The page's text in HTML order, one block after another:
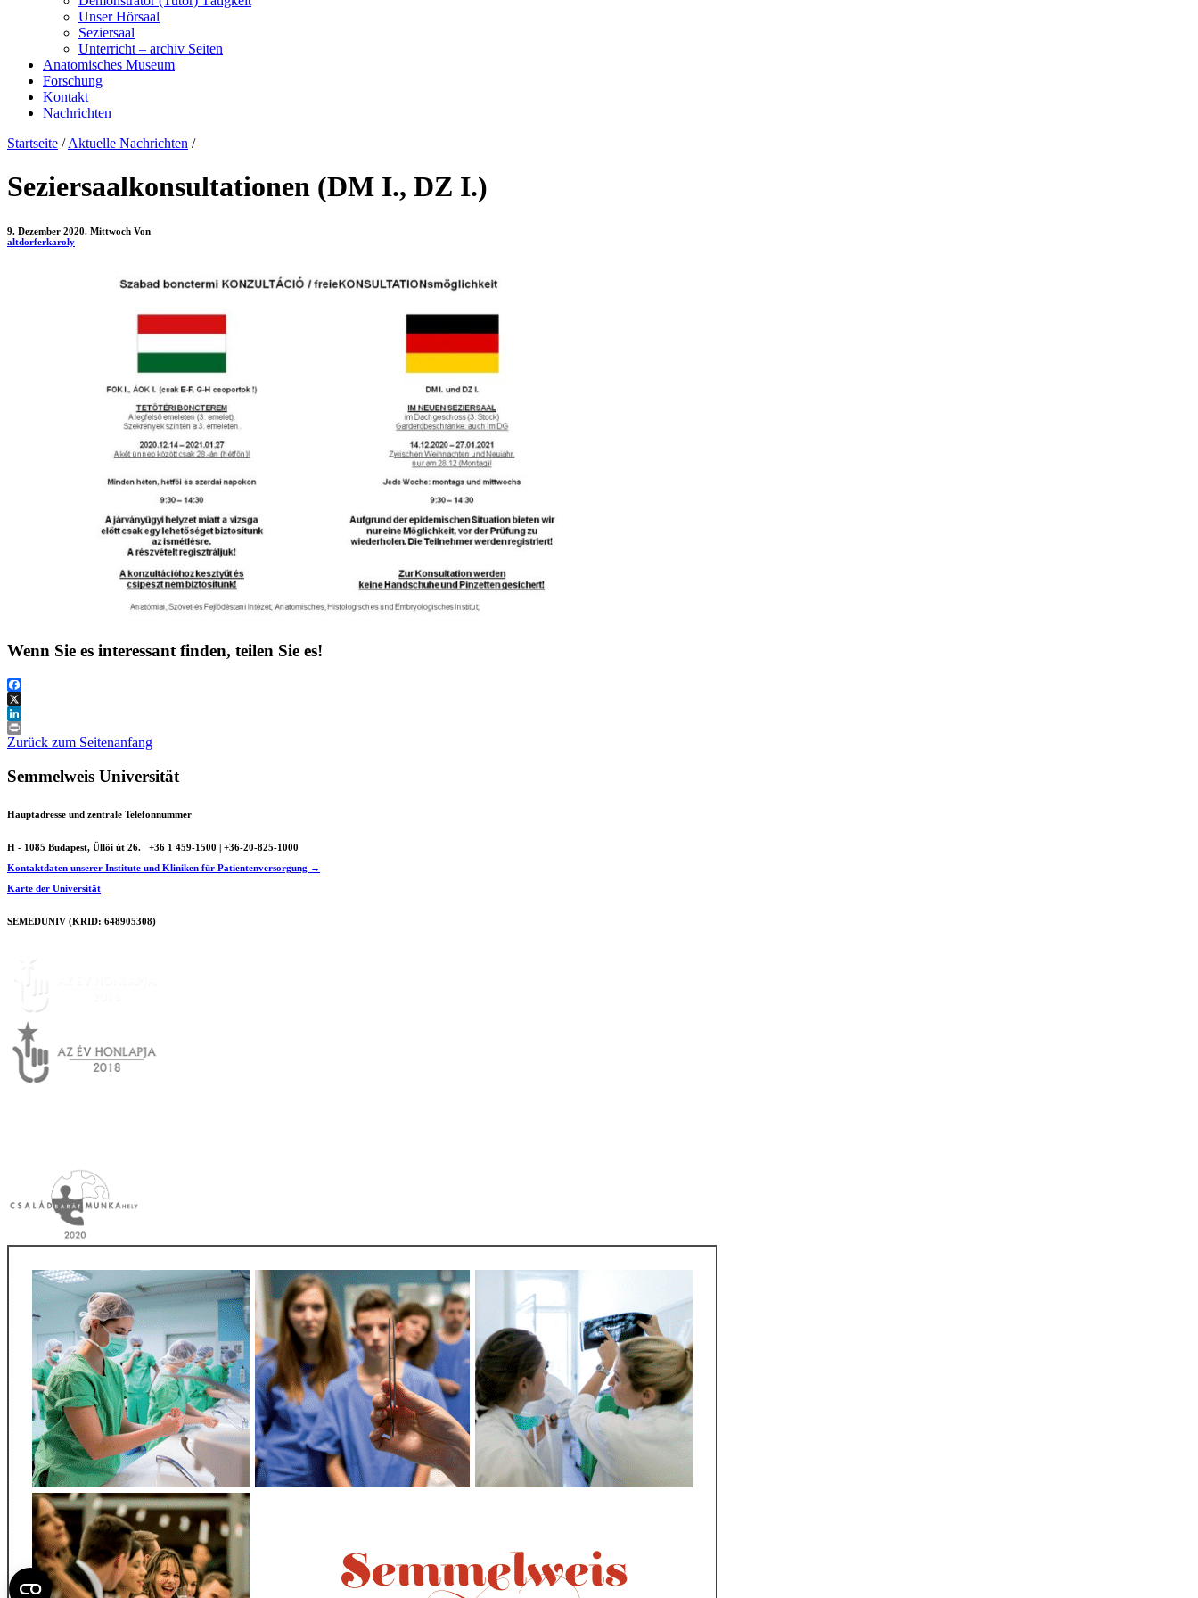
Unser Hörsaal
Seziersaal
Unterricht – archiv Seiten
Anatomisches Museum
Forschung
Kontakt
Nachrichten
Startseite / Aktuelle Nachrichten /
Seziersaalkonsultationen (DM I., DZ I.)
9. Dezember 2020. Mittwoch Von
altdorferkaroly
Wenn Sie es interessant finden, teilen Sie es!
Facebook
X
LinkedIn
Print
Zurück zum Seitenanfang
Semmelweis Universität
Hauptadresse und zentrale Telefonnummer
H - 1085 Budapest, Üllői út 26.
+36 1 459-1500 | +36-20-825-1000
Kontaktdaten unserer Institute und Kliniken für Patientenversorgung →
Karte der Universität
SEMEDUNIV (KRID: 648905308)